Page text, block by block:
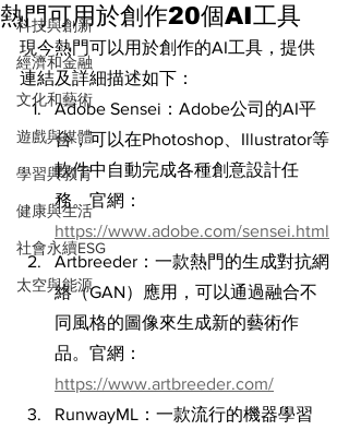
科技與創新
經濟和金融
文化和藝術
遊戲與媒體
學習與教育
健康與生活
社會永續ESG
太空與能源
熱門可用於創作20個AI工具
現今熱門可以用於創作的AI工具，提供
連結及詳細描述如下：
Adobe Sensei：Adobe公司的AI平
台，可以在Photoshop、Illustrator等
軟件中自動完成各種創意設計任
務。官網：
https://www.adobe.com/sensei.html
Artbreeder：一款熱門的生成對抗網
絡（GAN）應用，可以通過融合不
同風格的圖像來生成新的藝術作
品。官網：
https://www.artbreeder.com/
RunwayML：一款流行的機器學習